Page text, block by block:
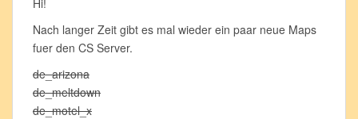
Hi!
Nach langer Zeit gibt es mal wieder ein paar neue Maps
fuer den CS Server.
de_arizona
de_meltdown
de_motel_x